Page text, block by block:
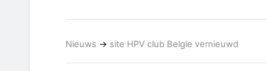
Nieuws → site HPV club Belgie vernieuwd